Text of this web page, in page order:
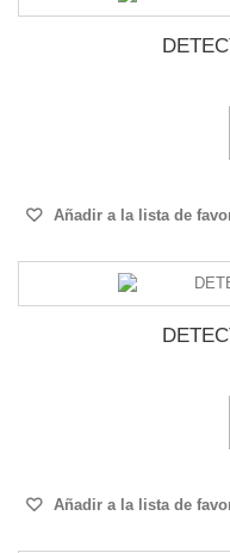
Añadir a la lista de
Añadir a la lista de